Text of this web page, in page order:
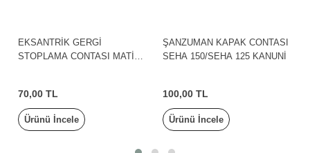
EKSANTRİK GERGİ
STOPLAMA CONTASI MATİ
70,00 TL
Ürünü İncele
ŞANZUMAN KAPAK CONTASI
SEHA 150/SEHA 125 KANUNİ
100,00 TL
Ürünü İncele